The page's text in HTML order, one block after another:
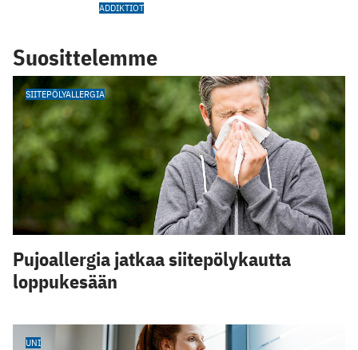
ADDIKTIOT
Suosittelemme
SIITEPÖLYALLERGIA
Pujoallergia jatkaa siitepölykautta
loppukesään
UNI